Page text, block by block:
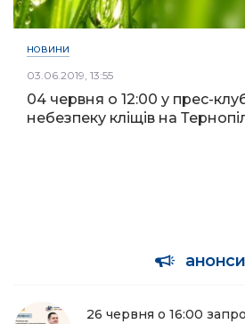
НОВИНИ
03.06.2019, 13:55
04 червня о 12:00 у прес-
небезпеку кліщів на
анонси
26 червня о 16:00